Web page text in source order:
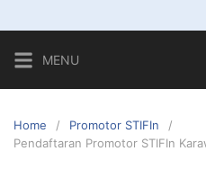
MENU
Home
Promotor STIFIn
Pendaftaran Promotor STIFIn